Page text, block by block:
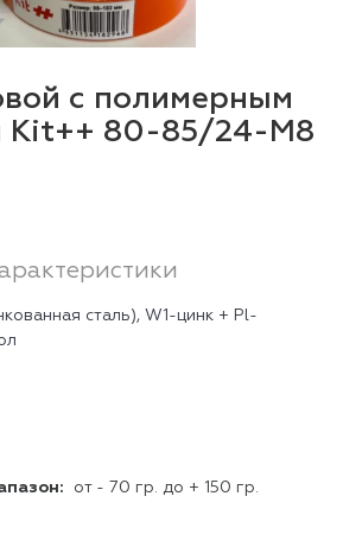
с полимерным
Kit++ 80-85/24-М8
сталь), W1-цинк + Pl-
от - 70 гр. до + 150 гр.